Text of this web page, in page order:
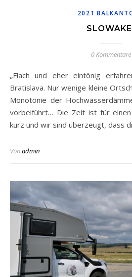
2021
SLOWAKEI
0 Kommentare
„Flach und eher eintönig erfahren wir die Strecke bis
Bratislava. Nur wenige kleine
Monotonie der
vorbeiführt… Die Zeit ist für einen
kurz und wir sind überzeugt, dass
Vonadmin